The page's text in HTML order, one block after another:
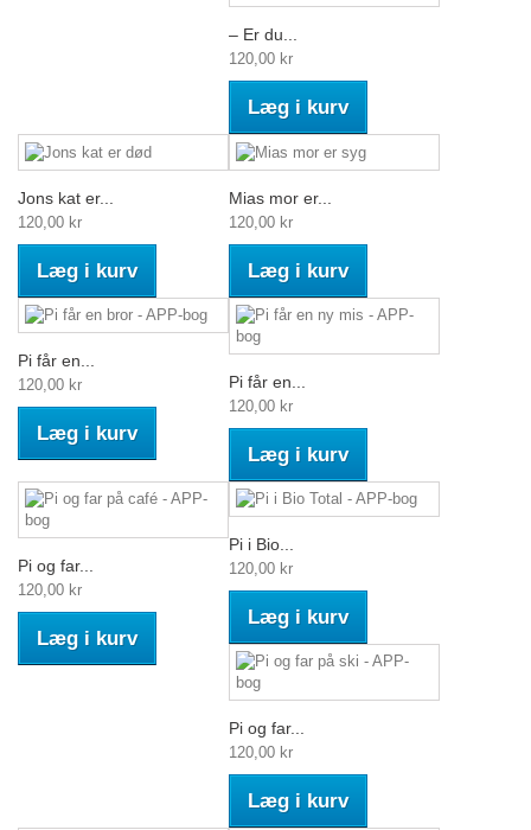
– Er du...
120,00 kr
Læg i kurv
Jons kat er...
120,00 kr
Læg i kurv
Mias mor er...
120,00 kr
Læg i kurv
Pi får en...
120,00 kr
Læg i kurv
Pi får en...
120,00 kr
Læg i kurv
Pi og far...
120,00 kr
Læg i kurv
Pi i Bio...
120,00 kr
Læg i kurv
Pi og far...
120,00 kr
Læg i kurv